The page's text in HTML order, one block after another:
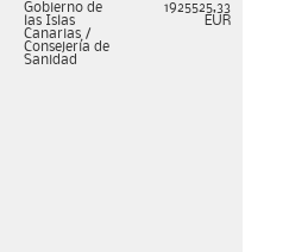
Gobierno de
las Islas
Canarias /
Consejería de
Sanidad
1925525,33
EUR